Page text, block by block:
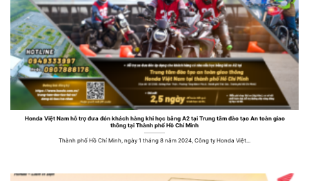
Honda Việt Nam hỗ trợ đưa đón khách hàng khi học bằng A2 tại Trung tâm đào tạo An toàn giao
thông tại Thành phố Hồ Chí Minh
Thành phố Hồ Chí Minh, ngày 1 tháng 8 năm 2024, Công ty Honda Việt...